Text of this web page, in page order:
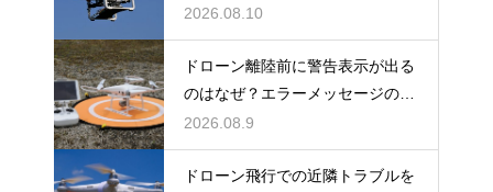
を解説
2026.08.10
ドローン離陸前に警告表示が出る
のはなぜ？エラーメッセージの原
因と対処法
2026.08.9
ドローン飛行での近隣トラブルを